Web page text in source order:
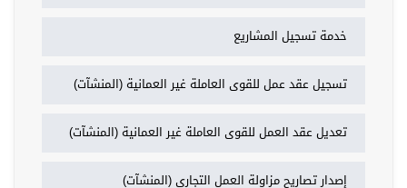
خدمة تسجيل المشاريع
تسجيل عقد عمل للقوى العاملة غير العمانية (المنشآت)
تعديل عقد العمل للقوى العاملة غير العمانية (المنشآت)
إصدار تصاريح مزاولة العمل التجاري (المنشآت)